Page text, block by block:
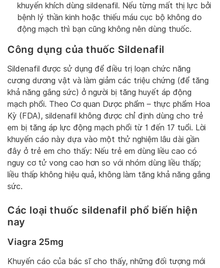
khuyến khích dùng sildenafil. Nếu từng mất thị lực bởi
bệnh lý thần kinh hoặc thiếu máu cục bộ không do
động mạch thì bạn cũng không nên dùng thuốc.
Công dụng của thuốc Sildenafil
Sildenafil được sử dụng để điều trị loạn chức năng
cương dương vật và làm giảm các triệu chứng (để tăng
khả năng gắng sức) ở người bị tăng huyết áp động
mạch phổi. Theo Cơ quan Dược phẩm – thực phẩm Hoa
Kỳ (FDA), sildenafil không được chỉ định dùng cho trẻ
em bị tăng áp lực động mạch phổi từ 1 đến 17 tuổi. Lời
khuyến cáo này dựa vào một thử nghiệm lâu dài gần
đây ở trẻ em cho thấy: Nếu trẻ em dùng liều cao có
nguy cơ tử vong cao hơn so với nhóm dùng liều thấp;
liều thấp không hiệu quả, không làm tăng khả năng gắng
sức.
Các loại thuốc sildenafil phổ biến hiện
nay
Viagra 25mg
Khuyến cáo của bác sĩ cho thấy, những đối tượng mới